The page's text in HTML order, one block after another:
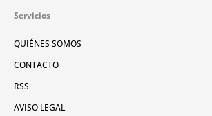
Servicios
QUIÉNES SOMOS
CONTACTO
RSS
AVISO LEGAL